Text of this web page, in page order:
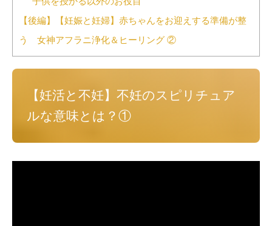
【後編】【妊娠と妊婦】赤ちゃんをお迎えする準備が整
う 女神アフラニ浄化＆ヒーリング ②
【妊活と不妊】不妊のスピリチュア
ルな意味とは？①